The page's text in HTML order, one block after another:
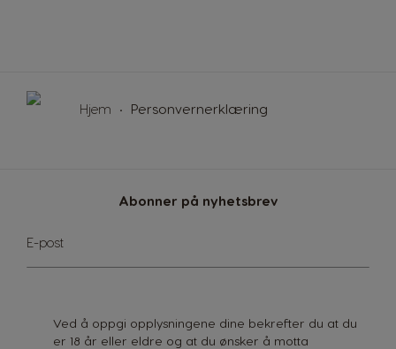
Hjem Personvernerklæring
Abonner på nyhetsbrev
Sign
Up
for
E-post
Ved å oppgi opplysningene dine bekrefter du at du
er 18 år eller eldre og at du ønsker å motta